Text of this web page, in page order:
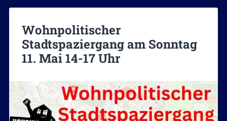
Wohnpolitischer
Stadtspaziergang am Sonntag
11. Mai 14-17 Uhr